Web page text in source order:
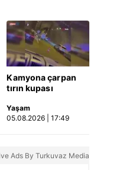
Kamyona çarpan
tırın kupası
ağır yaralı
Yaşam
05.08.2026 | 17:49
Ads By Turkuvaz Media